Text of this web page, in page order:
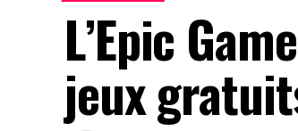
L’Epic
jeux